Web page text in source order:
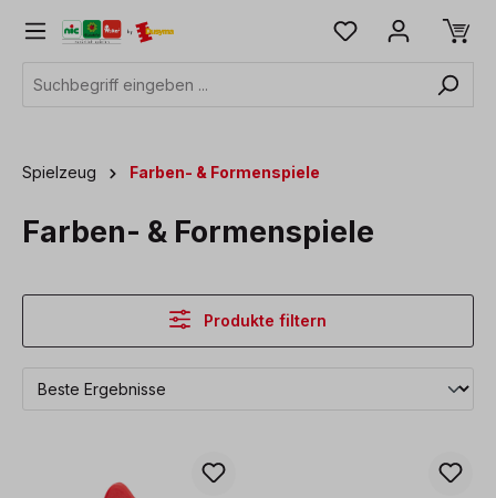
springen
Spielzeug Farben- & Formenspiele
Farben- & Formenspiele
Produkte filtern